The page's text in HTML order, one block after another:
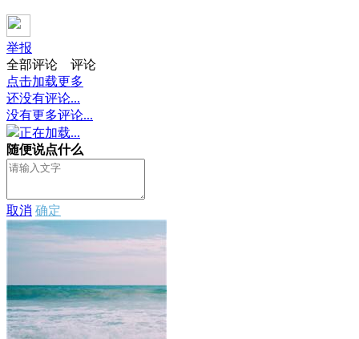
举报
全部评论
评论
点击加载更多
还没有评论...
没有更多评论...
正在加载...
随便说点什么
取消 确定